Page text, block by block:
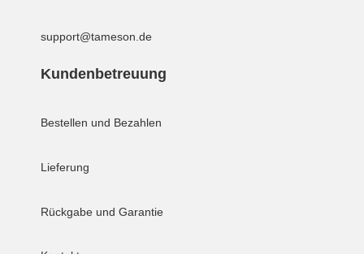
support@tameson.de
Kundenbetreuung
Bestellen und Bezahlen
Lieferung
Rückgabe und Garantie